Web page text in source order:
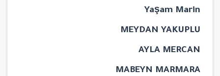
Yaşam Marin
MEYDAN YAKUPLU
AYLA MERCAN
MABEYN MARMARA